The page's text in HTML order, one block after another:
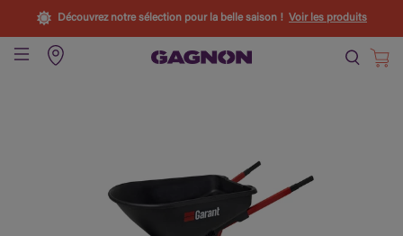
Découvrez notre sélection pour la belle saison ! Voir les produits